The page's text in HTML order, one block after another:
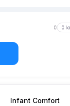
0 0
Infant Comfort